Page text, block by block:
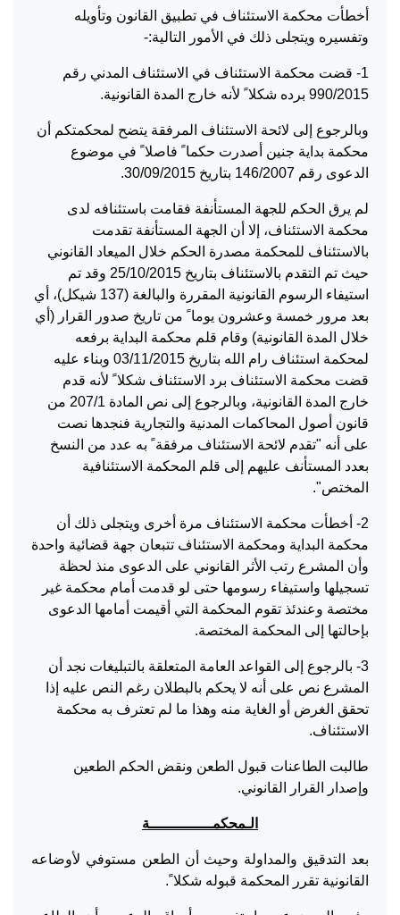
أخطأت محكمة الاستئناف في تطبيق القانون وتأويله
وتفسيره ويتجلى ذلك في الأمور التالية:-
1- قضت محكمة الاستئناف في الاستئناف المدني رقم
990/2015 برده شكلا ً لأنه خارج المدة القانونية.
وبالرجوع إلى لائحة الاستئناف المرفقة يتضح لمحكمتكم أن
محكمة بداية جنين أصدرت حكما ً فاصلا ً في موضوع
الدعوى رقم 146/2007 بتاريخ 30/09/2015.
لم يرق الحكم للجهة المستأنفة فقامت باستئنافه لدى
محكمة الاستئناف، إلا أن الجهة المستأنفة تقدمت
بالاستئناف للمحكمة مصدرة الحكم خلال الميعاد القانوني
حيث تم التقدم بالاستئناف بتاريخ 25/10/2015 وقد تم
استيفاء الرسوم القانونية المقررة والبالغة (137 شيكل)، أي
بعد مرور خمسة وعشرون يوما ً من تاريخ صدور القرار (أي
خلال المدة القانونية) وقام قلم محكمة البداية برفعه
لمحكمة استئناف رام الله بتاريخ 03/11/2015 وبناء عليه
قضت محكمة الاستئناف برد الاستئناف شكلا ً لأنه قدم
خارج المدة القانونية، وبالرجوع إلى نص المادة 207/1 من
قانون أصول المحاكمات المدنية والتجارية فنجدها نصت
على أنه "تقدم لائحة الاستئناف مرفقة ً به عدد من النسخ
بعدد المستأنف عليهم إلى قلم المحكمة الاستئنافية
المختص".
2- أخطأت محكمة الاستئناف مرة أخرى ويتجلى ذلك أن
محكمة البداية ومحكمة الاستئناف تتبعان جهة قضائية واحدة
وأن المشرع رتب الأثر القانوني على الدعوى منذ لحظة
تسجيلها واستيفاء رسومها حتى لو قدمت أمام محكمة غير
مختصة وعندئذ تقوم المحكمة التي أقيمت أمامها الدعوى
بإحالتها إلى المحكمة المختصة.
3- بالرجوع إلى القواعد العامة المتعلقة بالتبليغات نجد أن
المشرع نص على أنه لا يحكم بالبطلان رغم النص عليه إذا
تحقق الغرض أو الغاية منه وهذا ما لم تعترف به محكمة
الاستئناف.
طالبت الطاعنات قبول الطعن ونقض الحكم الطعين
وإصدار القرار القانوني.
الـمحكمــــــــــــــة
بعد التدقيق والمداولة وحيث أن الطعن مستوفي لأوضاعه
القانونية تقرر المحكمة قبوله شكلا ً.